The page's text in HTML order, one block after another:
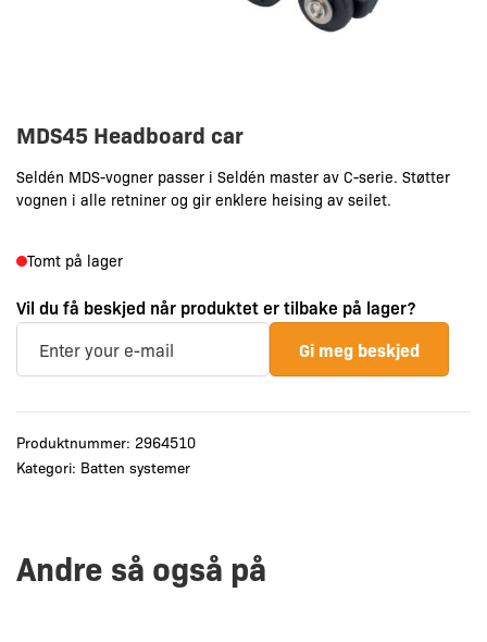
MDS45 Headboard car
Seldén MDS-vogner passer i Seldén master av C-serie. Støtter
vognen i alle retniner og gir enklere heising av seilet.
Tomt på lager
Vil du få beskjed når produktet er tilbake på lager?
Gi meg beskjed
Produktnummer: 2964510
Kategori: Batten systemer
Andre så også på